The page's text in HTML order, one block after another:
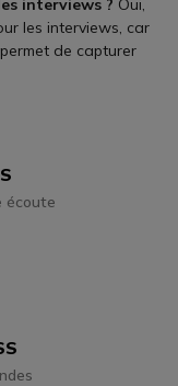
interviews ? Oui,
les interviews, car
de capturer
écoute